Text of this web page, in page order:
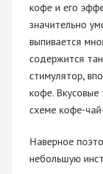
кофе и его
значительно
выпивается
содержится
стимулятор,
кофе.
схеме кофе-
Наверное
небольшую